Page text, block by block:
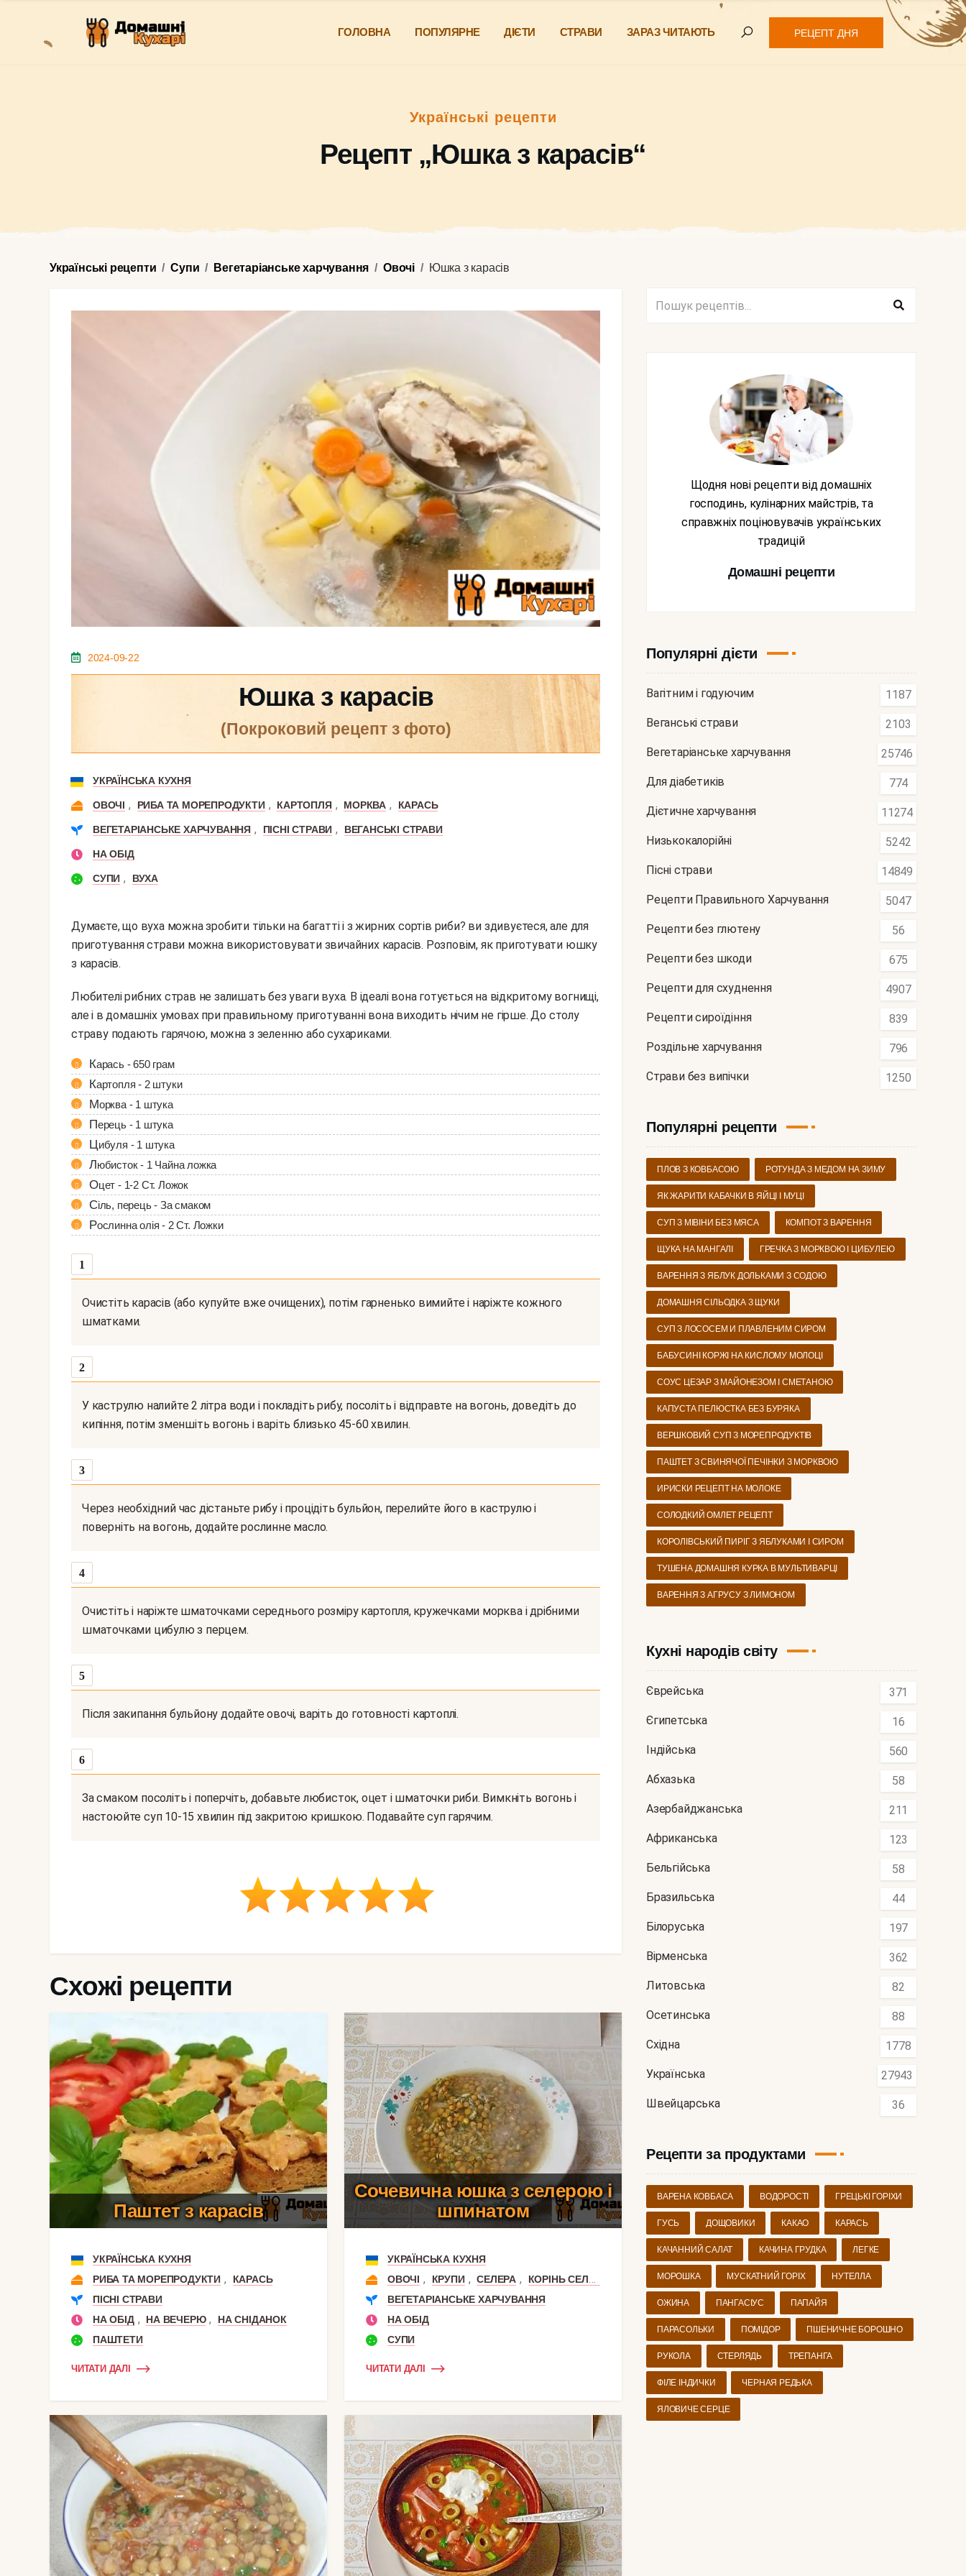
ГОЛОВНА ПОПУЛЯРНЕ ДІЄТИ СТРАВИ ЗАРАЗ ЧИТАЮТЬ РЕЦЕПТ ДНЯ
Українські рецепти
Рецепт „Юшка з карасів“
Українські рецепти Супи Вегетаріанське харчування Овочі Юшка з карасів
2024-09-22
Юшка з карасів
(покроковий рецепт з фото)
УКРАЇНСЬКА КУХНЯ
ОВОЧІ , РИБА ТА МОРЕПРОДУКТИ , КАРТОПЛЯ , МОРКВА , КАРАСЬ
ВЕГЕТАРІАНСЬКЕ ХАРЧУВАННЯ , ПІСНІ СТРАВИ , ВЕГАНСЬКІ СТРАВИ
НА ОБІД
СУПИ , ВУХА
Думаєте, що вуха можна зробити тільки на багатті і з жирних сортів риби? ви здивуєтеся, але для
приготування страви можна використовувати звичайних карасів. Розповім, як приготувати юшку
з карасів.
Любителі рибних страв не залишать без уваги вуха. В ідеалі вона готується на відкритому вогнищі,
але і в домашніх умовах при правильному приготуванні вона виходить нічим не гірше. До столу
страву подають гарячою, можна з зеленню або сухариками.
Карась - 650 грам
Картопля - 2 штуки
Морква - 1 штука
Перець - 1 штука
Цибуля - 1 штука
Любисток - 1 Чайна ложка
Оцет - 1-2 Ст. Ложок
Сіль, перець - За смаком
Рослинна олія - 2 Ст. Ложки
1
Очистіть карасів (або купуйте вже очищених), потім гарненько вимийте і наріжте кожного
шматками.
2
У каструлю налийте 2 літра води і покладіть рибу, посоліть і відправте на вогонь, доведіть до
кипіння, потім зменшіть вогонь і варіть близько 45-60 хвилин.
3
Через необхідний час дістаньте рибу і процідіть бульйон, перелийте його в каструлю і
поверніть на вогонь, додайте рослинне масло.
4
Очистіть і наріжте шматочками середнього розміру картопля, кружечками морква і дрібними
шматочками цибулю з перцем.
5
Після закипання бульйону додайте овочі, варіть до готовності картоплі.
6
За смаком посоліть і поперчіть, добавьте любисток, оцет і шматочки риби. Вимкніть вогонь і
настоюйте суп 10-15 хвилин під закритою кришкою. Подавайте суп гарячим.
Схожі рецепти
Паштет з карасів
УКРАЇНСЬКА КУХНЯ
РИБА ТА МОРЕПРОДУКТИ ,
КАРАСЬ
ПІСНІ СТРАВИ
НА ОБІД , НА ВЕЧЕРЮ ,
НА СНІДАНОК
ПАШТЕТИ
ЧИТАТИ ДАЛІ
Сочевична юшка з селерою і
шпинатом
УКРАЇНСЬКА КУХНЯ
ОВОЧІ , КРУПИ , СЕЛЕРА ,
КОРІНЬ СЕЛЕРИ
ВЕГЕТАРІАНСЬКЕ ХАРЧУВАННЯ
НА ОБІД
СУПИ
ЧИТАТИ ДАЛІ
Щодня нові рецепти від домашніх
господинь, кулінарних майстрів, та
справжніх поціновувачів українських
традицій
Домашні рецепти
Популярні дієти
Вагітним і годуючим 1187
Веганські страви 2103
Вегетаріанське харчування 25746
Для діабетиків 774
Дієтичне харчування 11274
Низькокалорійні 5242
Пісні страви 14849
Рецепти Правильного Харчування 5047
Рецепти без глютену 56
Рецепти без шкоди 675
Рецепти для схуднення 4907
Рецепти сироїдіння 839
Роздільне харчування 796
Страви без випічки 1250
Популярні рецепти
ПЛОВ З КОВБАСОЮ РОТУНДА З МЕДОМ НА ЗИМУ
ЯК ЖАРИТИ КАБАЧКИ В ЯЙЦІ І МУЦІ
СУП З МІВІНИ БЕЗ МЯСА КОМПОТ З ВАРЕННЯ
ЩУКА НА МАНГАЛІ ГРЕЧКА З МОРКВОЮ І ЦИБУЛЕЮ
ВАРЕННЯ З ЯБЛУК ДОЛЬКАМИ З СОДОЮ
ДОМАШНЯ СІЛЬОДКА З ЩУКИ
СУП З ЛОСОСЕМ И ПЛАВЛЕНИМ СИРОМ
БАБУСИНІ КОРЖІ НА КИСЛОМУ МОЛОЦІ
СОУС ЦЕЗАР З МАЙОНЕЗОМ І СМЕТАНОЮ
КАПУСТА ПЕЛЮСТКА БЕЗ БУРЯКА
ВЕРШКОВИЙ СУП З МОРЕПРОДУКТІВ
ПАШТЕТ З СВИНЯЧОЇ ПЕЧІНКИ З МОРКВОЮ
ИРИСКИ РЕЦЕПТ НА МОЛОКЕ
СОЛОДКИЙ ОМЛЕТ РЕЦЕПТ
КОРОЛІВСЬКИЙ ПИРІГ З ЯБЛУКАМИ І СИРОМ
ТУШЕНА ДОМАШНЯ КУРКА В МУЛЬТИВАРЦІ
ВАРЕННЯ З АГРУСУ З ЛИМОНОМ
Кухні народів світу
Єврейська 371
Єгипетська 16
Індійська 560
Абхазька 58
Азербайджанська 211
Африканська 123
Бельгійська 58
Бразильська 44
Білоруська 197
Вірменська 362
Литовська 82
Осетинська 88
Східна 1778
Українська 27943
Швейцарська 36
Рецепти за продуктами
ВАРЕНА КОВБАСА ВОДОРОСТІ ГРЕЦЬКІ ГОРІХИ
ГУСЬ ДОЩОВИКИ КАКАО КАРАСЬ
КАЧАННИЙ САЛАТ КАЧИНА ГРУДКА ЛЕГКЕ
МОРОШКА МУСКАТНИЙ ГОРІХ НУТЕЛЛА
ОЖИНА ПАНГАСІУС ПАПАЙЯ
ПАРАСОЛЬКИ ПОМІДОР ПШЕНИЧНЕ БОРОШНО
РУКОЛА СТЕРЛЯДЬ ТРЕПАНГА
ФІЛЕ ІНДИЧКИ ЧЕРНАЯ РЕДЬКА
ЯЛОВИЧЕ СЕРЦЕ